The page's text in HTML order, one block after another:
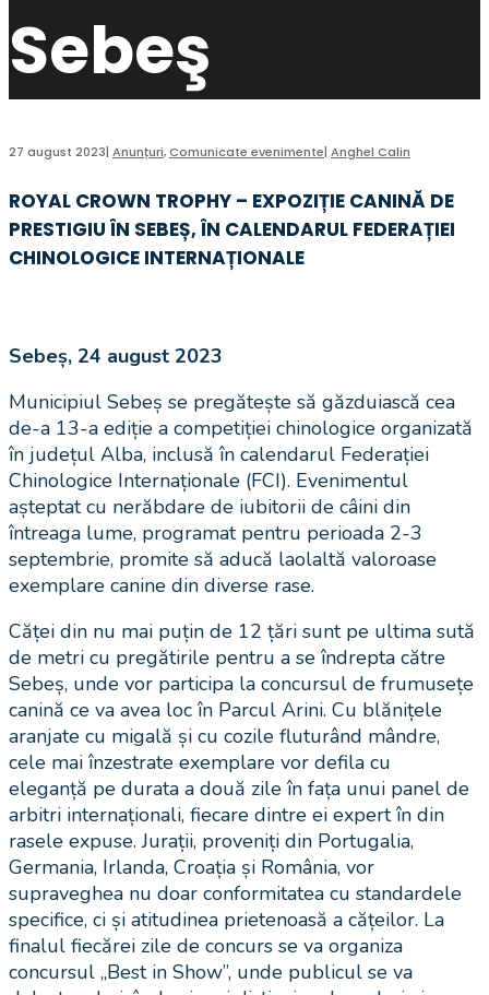
Sebeş
27 august 2023| Anunțuri,Comunicate evenimente| Anghel Calin
ROYAL CROWN TROPHY – EXPOZIȚIE CANINĂ DE
PRESTIGIU ÎN SEBEȘ, ÎN CALENDARUL FEDERAȚIEI
CHINOLOGICE INTERNAȚIONALE
Sebeș, 24 august 2023
Municipiul Sebeș se pregătește să găzduiască cea
de-a 13-a ediție a competiției chinologice organizată
în județul Alba, inclusă în calendarul Federației
Chinologice Internaționale (FCI). Evenimentul
așteptat cu nerăbdare de iubitorii de câini din
întreaga lume, programat pentru perioada 2-3
septembrie, promite să aducă laolaltă valoroase
exemplare canine din diverse rase.
Căței din nu mai puțin de 12 țări sunt pe ultima sută
de metri cu pregătirile pentru a se îndrepta către
Sebeș, unde vor participa la concursul de frumusețe
canină ce va avea loc în Parcul Arini. Cu blănițele
aranjate cu migală și cu cozile fluturând mândre,
cele mai înzestrate exemplare vor defila cu
eleganță pe durata a două zile în fața unui panel de
arbitri internaționali, fiecare dintre ei expert în din
rasele expuse. Jurații, proveniți din Portugalia,
Germania, Irlanda, Croația și România, vor
supraveghea nu doar conformitatea cu standardele
specifice, ci și atitudinea prietenoasă a cățeilor. La
finalul fiecărei zile de concurs se va organiza
concursul „Best in Show”, unde publicul se va